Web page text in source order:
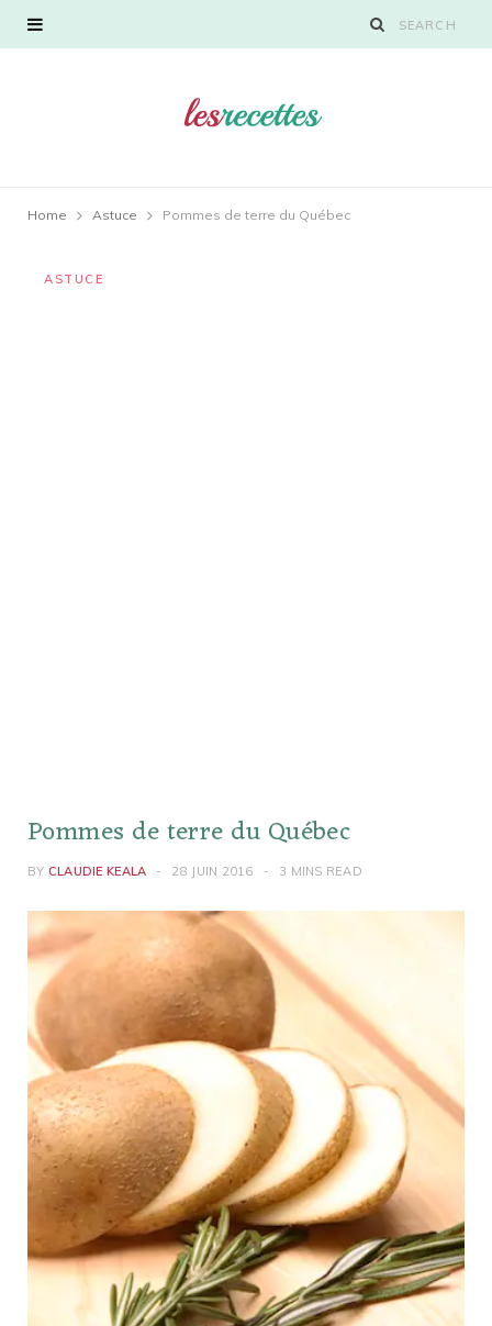
Home Astuce Pommes de terre du Québec
ASTUCE
Pommes de terre du Québec
BY CLAUDIE KEALA 28 JUIN 2016 3 MINS READ